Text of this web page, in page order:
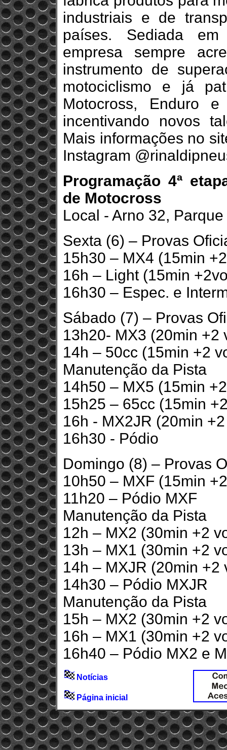
industriais e de
países. Sediada
empresa sempre
instrumento de
motociclismo e já
Motocross, Enduro
incentivando novos
Mais informações no
Instagram
Programação 4ª
de Motocross
Local - Arno 32,
Sexta (6) – Provas
15h30 – MX4 (15min
16h – Light (15min
16h30 – Espec. e
Sábado (7) – Provas
13h20- MX3 (20min +2
14h – 50cc (15min +2
Manutenção da Pista
14h50 – MX5 (15min
15h25 – 65cc (15min
16h - MX2JR (20min
16h30 - Pódio
Domingo (8) – Provas
10h50 – MXF (15min
11h20 – Pódio MXF
Manutenção da Pista
12h – MX2 (30min +2
13h – MX1 (30min +2
14h – MXJR (20min +2
14h30 – Pódio MXJR
Manutenção da Pista
15h – MX2 (30min +2
16h – MX1 (30min +2
16h40 – Pódio MX2 e
Notícias
Página inicial